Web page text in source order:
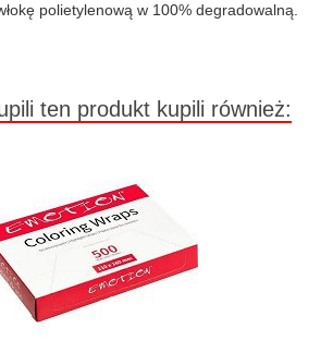
polietylenową w 100% degradowalną.
ten produkt kupili również: